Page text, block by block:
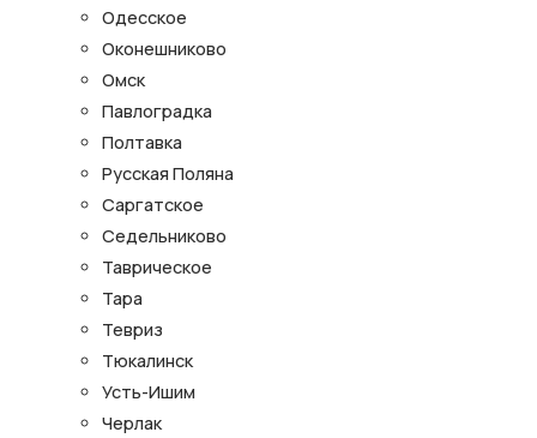
Одесское
Оконешниково
Омск
Павлоградка
Полтавка
Русская Поляна
Саргатское
Седельниково
Таврическое
Тара
Тевриз
Тюкалинск
Усть-Ишим
Черлак